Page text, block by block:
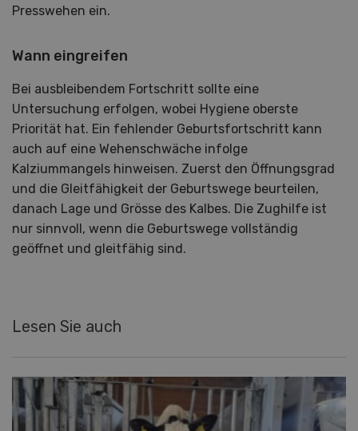
Presswehen ein.
Wann eingreifen
Bei ausbleibendem Fortschritt sollte eine
Untersuchung erfolgen, wobei Hygiene oberste
Priorität hat. Ein fehlender Geburtsfortschritt kann
auch auf eine Wehenschwäche infolge
Kalziummangels hinweisen. Zuerst den Öffnungsgrad
und die Gleitfähigkeit der Geburtswege beurteilen,
danach Lage und Grösse des Kalbes. Die Zughilfe ist
nur sinnvoll, wenn die Geburtswege vollständig
geöffnet und gleitfähig sind.
Lesen Sie auch